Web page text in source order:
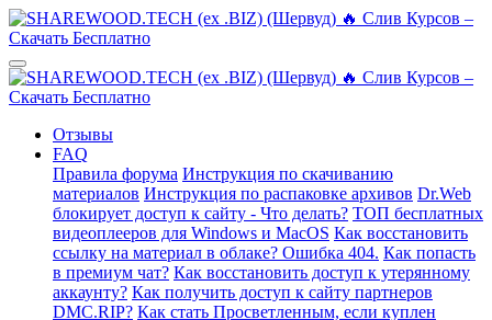
Отзывы
FAQ
Правила форума Инструкция по скачиванию
материалов Инструкция по распаковке архивов Dr.Web
блокирует доступ к сайту - Что делать? ТОП бесплатных
видеоплееров для Windows и MacOS Как восстановить
ссылку на материал в облаке? Ошибка 404. Как попасть
в премиум чат? Как восстановить доступ к утерянному
аккаунту? Как получить доступ к сайту партнеров
DMC.RIP? Как стать Просветленным, если куплен